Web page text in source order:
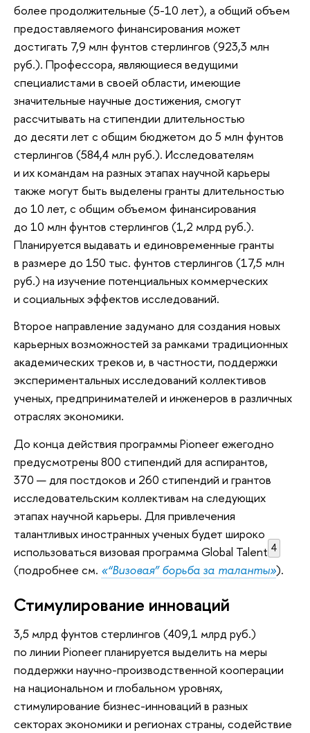
более продолжительные (5-10 лет), а общий объем
предоставляемого финансирования может
достигать 7,9 млн фунтов стерлингов (923,3 млн
руб.). Профессора, являющиеся ведущими
специалистами в своей области, имеющие
значительные научные достижения, смогут
рассчитывать на стипендии длительностью
до десяти лет с общим бюджетом до 5 млн фунтов
стерлингов (584,4 млн руб.). Исследователям
и их командам на разных этапах научной карьеры
также могут быть выделены гранты длительностью
до 10 лет, с общим объемом финансирования
до 10 млн фунтов стерлингов (1,2 млрд руб.).
Планируется выдавать и единовременные гранты
в размере до 150 тыс. фунтов стерлингов (17,5 млн
руб.) на изучение потенциальных коммерческих
и социальных эффектов исследований.
Второе направление задумано для создания новых
карьерных возможностей за рамками традиционных
академических треков и, в частности, поддержки
экспериментальных исследований коллективов
ученых, предпринимателей и инженеров в различных
отраслях экономики.
До конца действия программы Pioneer ежегодно
предусмотрены 800 стипендий для аспирантов,
370 — для постдоков и 260 стипендий и грантов
исследовательским коллективам на следующих
этапах научной карьеры. Для привлечения
талантливых иностранных ученых будет широко
использоваться визовая программа Global Talent 4
(подробнее см. «“Визовая” борьба за таланты»).
Стимулирование инноваций
3,5 млрд фунтов стерлингов (409,1 млрд руб.)
по линии Pioneer планируется выделить на меры
поддержки научно-производственной кооперации
на национальном и глобальном уровнях,
стимулирование бизнес-инноваций в разных
секторах экономики и регионах страны, содействие